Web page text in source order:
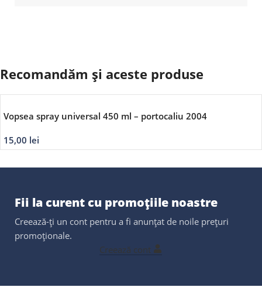
Recomandăm și aceste produse
Vopsea spray universal 450 ml – portocaliu 2004
15,00 lei
Fii la curent cu promoțiile noastre
Creează-ți un cont pentru a fi anunțat de noile prețuri
promoționale.
Creează cont